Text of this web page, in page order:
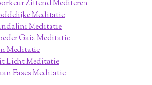
Zittend Mediteren
Meditatie
Meditatie
Gaia Meditatie
Meditatie
Licht Meditatie
Fases Meditatie